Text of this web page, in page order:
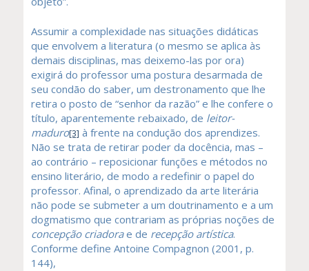
Assumir a complexidade nas situações didáticas
que envolvem a literatura (o mesmo se aplica às
demais disciplinas, mas deixemo-las por ora)
exigirá do professor uma postura desarmada de
seu condão do saber, um destronamento que lhe
retira o posto de “senhor da razão” e lhe confere o
título, aparentemente rebaixado, de leitor-
maduro[3] à frente na condução dos aprendizes.
Não se trata de retirar poder da docência, mas –
ao contrário – reposicionar funções e métodos no
ensino literário, de modo a redefinir o papel do
professor. Afinal, o aprendizado da arte literária
não pode se submeter a um doutrinamento e a um
dogmatismo que contrariam as próprias noções de
concepção criadorae de recepção artística.
Conforme define Antoine Compagnon (2001, p.
144),